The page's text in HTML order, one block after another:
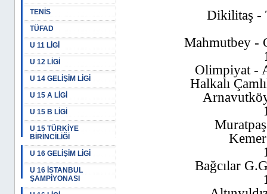
TENİS
TÜFAD
U 11 LİGİ
U 12 LİGİ
U 14 GELİŞİM LİGİ
U 15 A LİGİ
U 15 B LİGİ
U 15 TÜRKİYE
BİRİNCİLİĞİ
U 16 GELİŞİM LİGİ
U 16 İSTANBUL
ŞAMPİYONASI
Dikilitaş -
Mahmutbey -
Olimpiyat -
Halkalı
Bağcılar